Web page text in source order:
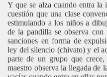
Y que se alza cuando entra la
cuestión que una clase
estimulando a los niños a
de la pandilla se observa
sanciones en forma de
ley del silencio (chivato) y el
parte de un grupo que
maestro observa la llegada de
muerto